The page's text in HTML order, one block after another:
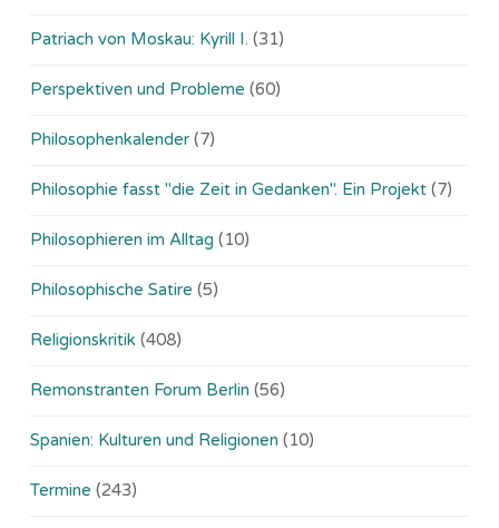
Patriach von Moskau: Kyrill I. (31)
Perspektiven und Probleme (60)
Philosophenkalender (7)
Philosophie fasst "die Zeit in Gedanken". Ein Projekt (7)
Philosophieren im Alltag (10)
Philosophische Satire (5)
Religionskritik (408)
Remonstranten Forum Berlin (56)
Spanien: Kulturen und Religionen (10)
Termine (243)